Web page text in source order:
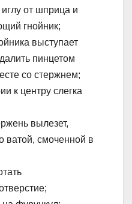
от шприца и
гнойник;
выступает
пинцетом
со стержнем;
к центру слегка
вылезет,
ватой, смоченной в